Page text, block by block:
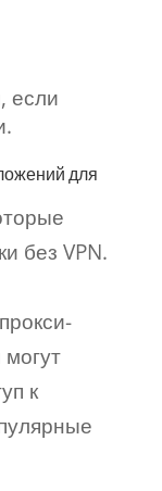
если
для
без VPN.
к